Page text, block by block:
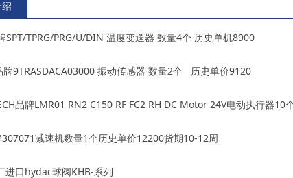
SPT/TPRG/PRG/U/DIN 温度变送器 数量4个 历史单机8900
牌9TRASDACA03000 振动传感器 数量2个 历史单价9120
品牌LMR01 RN2 C150 RF FC2 RH DC Motor 24V电动执行器10
307071 减速机数量1 个历史单价12200货期 10-12周
进口 hydac球阀 KHB-系列